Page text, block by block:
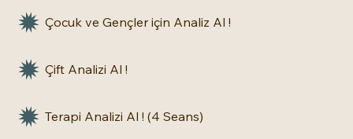
Çocuk ve Gençler için Analiz Al !
Terapi Analizi Al ! (4 Seans)
Çift Analizi Al !